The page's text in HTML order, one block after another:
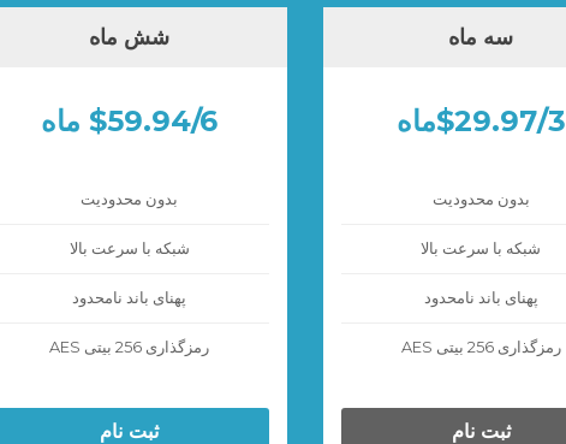
سه ماه
$29.97/3ماه
بدون محدودیت
شبکه با سرعت بالا
پهنای باند نامحدود
رمزگذاری 256 بیتی AES
ثبت نام
شش ماه
$59.94/6 ماه
بدون محدودیت
شبکه با سرعت بالا
پهنای باند نامحدود
رمزگذاری 256 بیتی AES
ثبت نام